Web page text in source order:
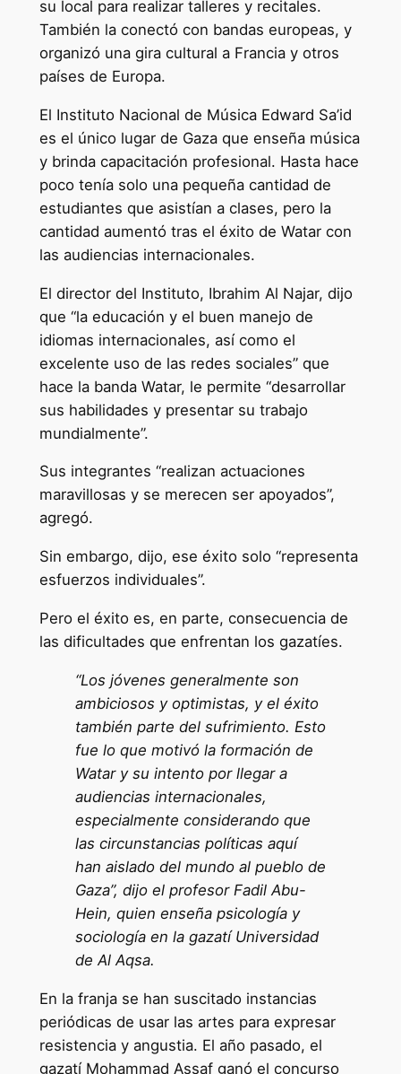
su local para realizar talleres y recitales.
También la conectó con bandas europeas, y
organizó una gira cultural a Francia y otros
países de Europa.
El Instituto Nacional de Música Edward Sa’id
es el único lugar de Gaza que enseña música
y brinda capacitación profesional. Hasta hace
poco tenía solo una pequeña cantidad de
estudiantes que asistían a clases, pero la
cantidad aumentó tras el éxito de Watar con
las audiencias internacionales.
El director del Instituto, Ibrahim Al Najar, dijo
que “la educación y el buen manejo de
idiomas internacionales, así como el
excelente uso de las redes sociales” que
hace la banda Watar, le permite “desarrollar
sus habilidades y presentar su trabajo
mundialmente”.
Sus integrantes “realizan actuaciones
maravillosas y se merecen ser apoyados”,
agregó.
Sin embargo, dijo, ese éxito solo “representa
esfuerzos individuales”.
Pero el éxito es, en parte, consecuencia de
las dificultades que enfrentan los gazatíes.
“Los jóvenes generalmente son
ambiciosos y optimistas, y el éxito
también parte del sufrimiento. Esto
fue lo que motivó la formación de
Watar y su intento por llegar a
audiencias internacionales,
especialmente considerando que
las circunstancias políticas aquí
han aislado del mundo al pueblo de
Gaza”, dijo el profesor Fadil Abu-
Hein, quien enseña psicología y
sociología en la gazatí Universidad
de Al Aqsa.
En la franja se han suscitado instancias
periódicas de usar las artes para expresar
resistencia y angustia. El año pasado, el
gazatí Mohammad Assaf ganó el concurso